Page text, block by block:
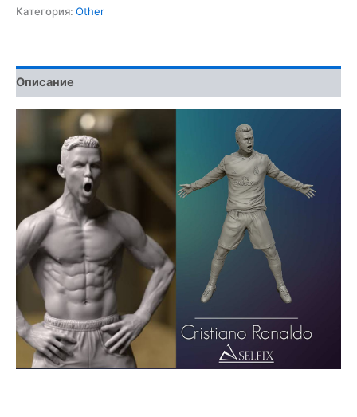
Ronaldo
Категория: Other
Описание